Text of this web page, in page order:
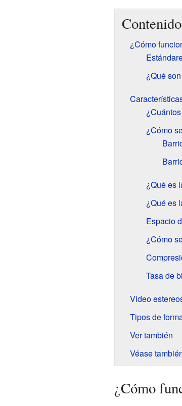
Contenido
¿Cómo
¿Qué
¿Cómo
¿Qué es
¿Qué es
Espacio
¿Cómo
Tasa de
Video
Tipos de
Ver también
Véase
¿Cómo